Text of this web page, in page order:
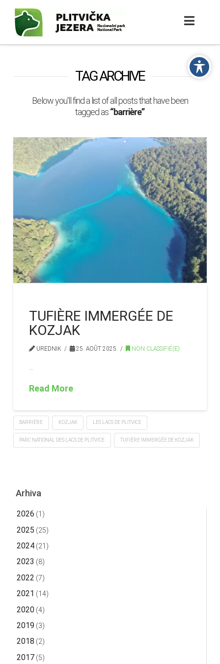
TAG ARCHIVE
Below you'll find a list of all posts that have been
tagged as“barrière”
TUFIÈRE IMMERGÉE DE
KOZJAK
UREDNIK 25. AOÛT 2025. NON CLASSIFIÉ(E)
Read More
BARRIÈRE KOZJAK LES LACS DE PLITVICE
PARC NATIONAL DES LACS DE PLITVICE TUFIÈRE IMMERGÉE DE KOZJAK
Arhiva
2026 (1)
2025 (25)
2024(21)
2023 (8)
2022 (7)
2021 (14)
2020(4)
2019 (3)
2018 (2)
2017(5)